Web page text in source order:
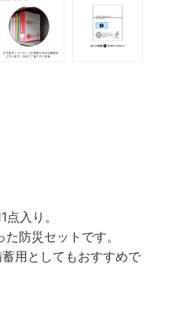
入り。
防災セットです。
用としてもおすすめで